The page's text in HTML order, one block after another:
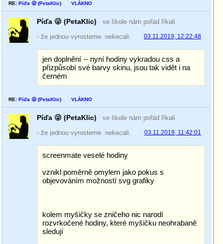
RE: Píďa 😜 (PetaKlic) VLÁKNO
Píďa 😜 (PetaKlic)
ve škole nám pořád říkali
- že jednou vyrosteme. nekecali.
03.11.2019, 12:22:48
jen doplnění -- nyní hodiny vykradou css a
přizpůsobí své barvy skinu, jsou tak vidět i na
černém
RE: Píďa 😜 (PetaKlic) VLÁKNO
Píďa 😜 (PetaKlic)
ve škole nám pořád říkali
- že jednou vyrosteme. nekecali.
03.11.2019, 11:42:01
screenmate veselé hodiny
vznikl poměrně omylem jako pokus s
objevováním možností svg grafiky
kolem myšičky se zničeho nic narodí
rozvrkočené hodiny, které myšičku neohrabaně
sledují